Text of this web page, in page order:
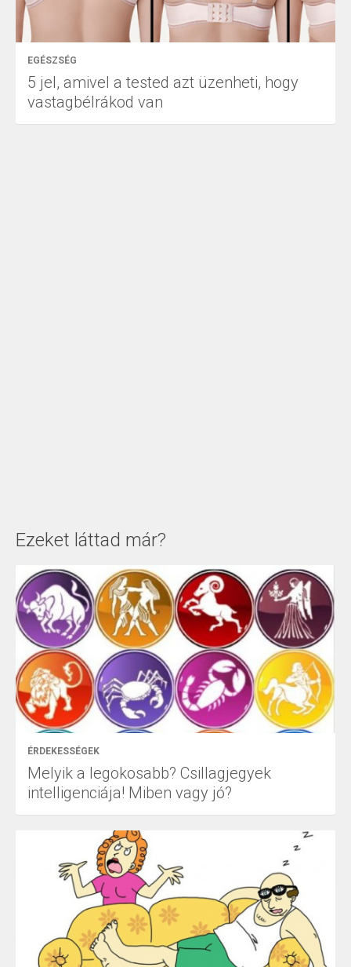
EGÉSZSÉG
5 jel, amivel a tested azt üzenheti, hogy
vastagbélrákod van
Ezeket láttad már?
ÉRDEKESSÉGEK
Melyik a legokosabb? Csillagjegyek
intelligenciája! Miben vagy jó?